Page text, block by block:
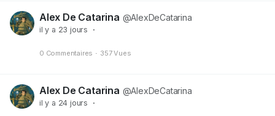
Alex De Catarina @AlexDeCatarina
il y a 23 jours ·
0 Commentaires · 357 Vues
Alex De Catarina @AlexDeCatarina
il y a 24 jours ·